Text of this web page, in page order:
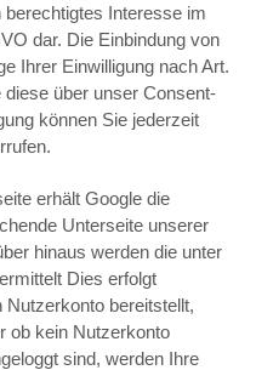
Interesse im
dar. Die Einbindung von
Ihrer Einwilligung nach Art.
über unser Consent-
können Sie jederzeit
erhält Google die
Unterseite unserer
hinaus werden die unter
Dies erfolgt
Nutzerkonto bereitstellt,
ob kein Nutzerkonto
sind, werden Ihre